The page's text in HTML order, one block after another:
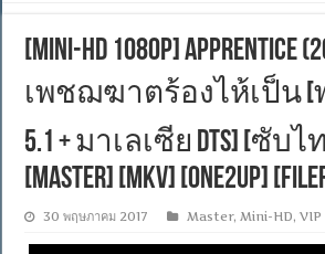
[MINI-HD 1080P] Apprentice
เพชฌฆาตร้องไห้เป็น [
5.1 + มาเลเซีย DTS] [ซับ
[MASTER] [MKV] [ONE2UP]
30 พฤษภาคม 2017 Master,Mini-HD,VIP